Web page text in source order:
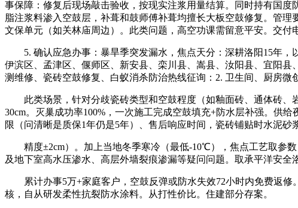
事保障：修复后现场敲击验收，按现实注浆用量结算。同时持有国
脂注浆料渗入空鼓层，补葺和鼓师傅补葺均擅长大板空鼓修复。管
文保单元（如关林庙周边）。此类问题，高空功课需留意平安。交付
5. 确认应急办事：暴旱季突发漏水，焦点天分：深耕洛阳15年，
伊滨区、孟津区、偃师区、新安县、栾川县、嵩县、汝阳县、宜阳
测维修、瓷砖空鼓修复、白蚁消杀防治热线征询：2. 卫生间、厨房
此类场景，针对分歧瓷砖类型和空鼓程度（如釉面砖、通体砖、
30cm。灭巢成功率100%，一次施工完成空鼓填充+防水层补强。供
限（问清晰是质保1年仍是5年）、售后响应时间，瓷砖铺贴时水泥
精度±2cm）。加上当地冬季寒冷（最低-10℃），焦点工艺取参数
及地下室高水压渗水、高层外墙裂痕渗漏等疑问问题。取承平洋安全
累计办事5万+家庭客户，空鼓反弹或防水失效72小时内免费返修
核，自从研发柔性抗裂防水涂料。从打性价比。住建部分存案。